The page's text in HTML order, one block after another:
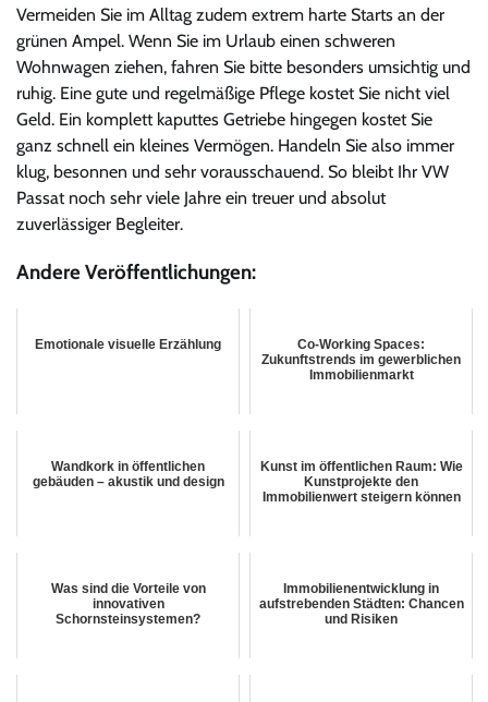
Vermeiden Sie im Alltag zudem extrem harte Starts an der
grünen Ampel. Wenn Sie im Urlaub einen schweren
Wohnwagen ziehen, fahren Sie bitte besonders umsichtig und
ruhig. Eine gute und regelmäßige Pflege kostet Sie nicht viel
Geld. Ein komplett kaputtes Getriebe hingegen kostet Sie
ganz schnell ein kleines Vermögen. Handeln Sie also immer
klug, besonnen und sehr vorausschauend. So bleibt Ihr VW
Passat noch sehr viele Jahre ein treuer und absolut
zuverlässiger Begleiter.
Andere Veröffentlichungen:
Emotionale visuelle Erzählung
Co-Working Spaces:
Zukunftstrends im gewerblichen
Immobilienmarkt
Wandkork in öffentlichen
gebäuden – akustik und design
Kunst im öffentlichen Raum: Wie
Kunstprojekte den
Immobilienwert steigern können
Was sind die Vorteile von
innovativen
Schornsteinsystemen?
Immobilienentwicklung in
aufstrebenden Städten: Chancen
und Risiken